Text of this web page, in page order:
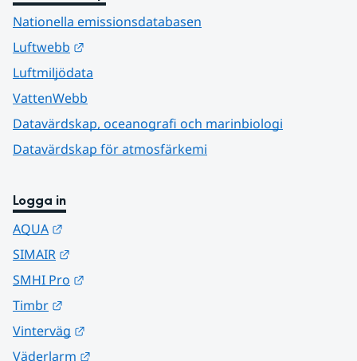
Nationella emissionsdatabasen
Luftwebb
Luftmiljödata
VattenWebb
Datavärdskap, oceanografi och marinbiologi
Datavärdskap för atmosfärkemi
Logga in
AQUA
SIMAIR
SMHI Pro
Timbr
Vinterväg
Väderlarm